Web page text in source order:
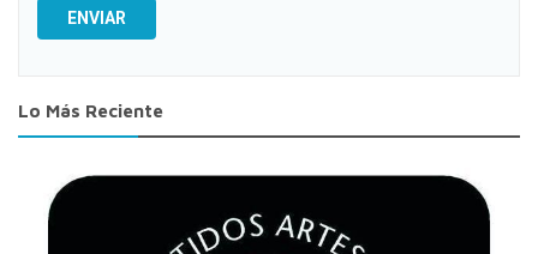
ENVIAR
Lo Más Reciente